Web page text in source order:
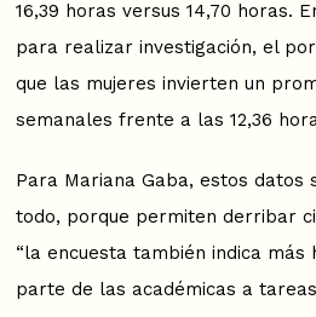
16,39 horas versus 14,70 horas.
para realizar investigación, el
que las mujeres invierten un
semanales frente a las 12,36
Para Mariana Gaba, estos datos
todo, porque permiten derribar
“la encuesta también indica más
parte de las académicas a